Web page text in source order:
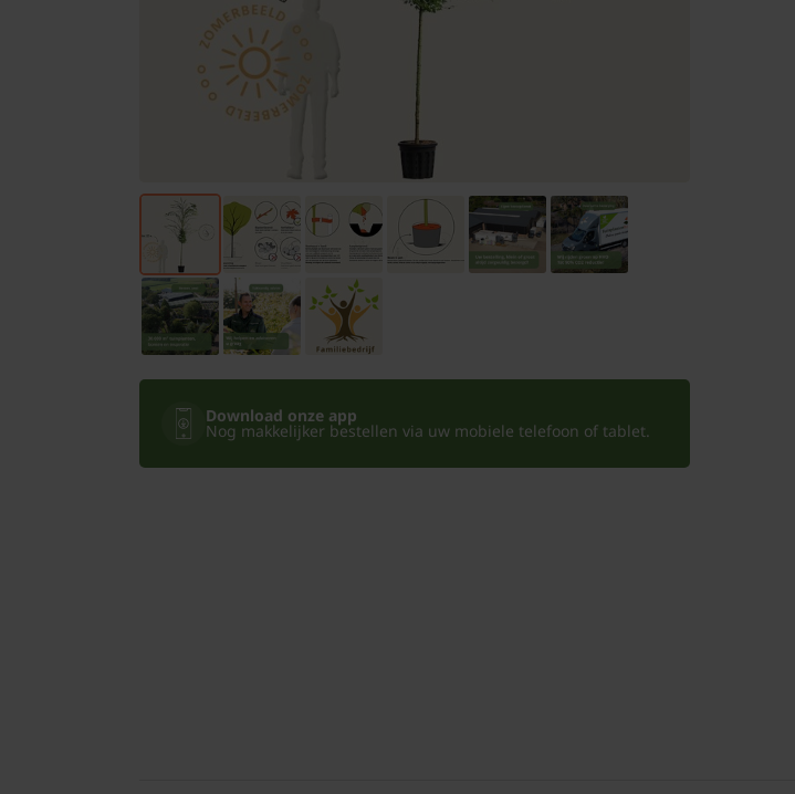
Bomen
Leibomen
Tuinbenodigdheden
Kamerplanten
Bloempotten
Download onze app
Nog makkelijker bestellen via uw mobiele telefoon of tablet.